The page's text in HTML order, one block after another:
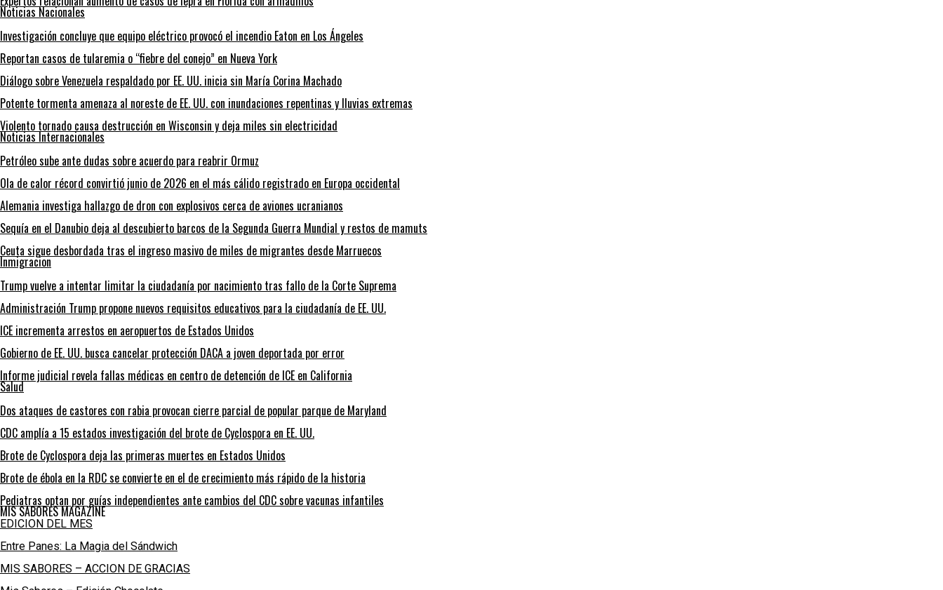
Noticias Nacionales
Investigación concluye que equipo eléctrico provocó el incendio Eaton en Los Ángeles
Reportan casos de tularemia o “fiebre del conejo” en Nueva York
Diálogo sobre Venezuela respaldado por EE. UU. inicia sin María Corina Machado
Potente tormenta amenaza al noreste de EE. UU. con inundaciones repentinas y lluvias extremas
Violento tornado causa destrucción en Wisconsin y deja miles sin electricidad
Noticias Internacionales
Petróleo sube ante dudas sobre acuerdo para reabrir Ormuz
Ola de calor récord convirtió junio de 2026 en el más cálido registrado en Europa occidental
Alemania investiga hallazgo de dron con explosivos cerca de aviones ucranianos
Sequía en el Danubio deja al descubierto barcos de la Segunda Guerra Mundial y restos de mamuts
Ceuta sigue desbordada tras el ingreso masivo de miles de migrantes desde Marruecos
Inmigracion
Trump vuelve a intentar limitar la ciudadanía por nacimiento tras fallo de la Corte Suprema
Administración Trump propone nuevos requisitos educativos para la ciudadanía de EE. UU.
ICE incrementa arrestos en aeropuertos de Estados Unidos
Gobierno de EE. UU. busca cancelar protección DACA a joven deportada por error
Informe judicial revela fallas médicas en centro de detención de ICE en California
Salud
Dos ataques de castores con rabia provocan cierre parcial de popular parque de Maryland
CDC amplía a 15 estados investigación del brote de Cyclospora en EE. UU.
Brote de Cyclospora deja las primeras muertes en Estados Unidos
Brote de ébola en la RDC se convierte en el de crecimiento más rápido de la historia
Pediatras optan por guías independientes ante cambios del CDC sobre vacunas infantiles
MIS SABORES MAGAZINE
EDICION DEL MES
Entre Panes: La Magia del Sándwich
MIS SABORES – ACCION DE GRACIAS